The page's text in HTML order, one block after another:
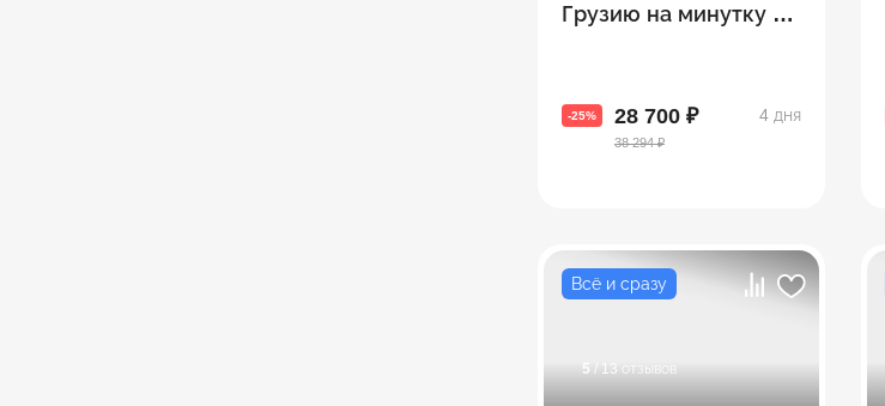
Грузию на минутку –
-25% 28 700 ₽
38 294 ₽
4 дня
Всё и сразу
5 / 13 отзывов